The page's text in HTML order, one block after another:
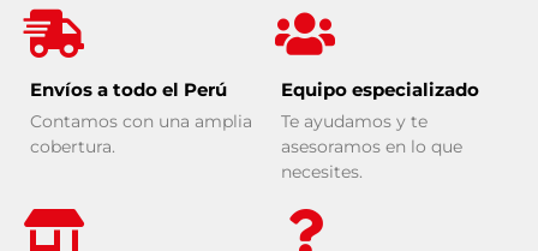
Envíos a todo el Perú
Contamos con una amplia
cobertura.
Equipo especializado
Te ayudamos y te
asesoramos en lo que
necesites.